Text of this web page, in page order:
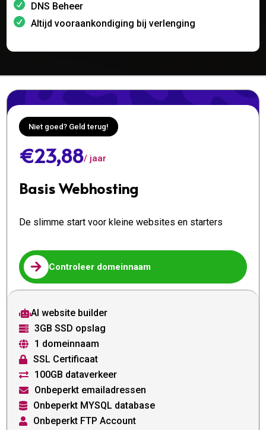
DNS Beheer
Altijd vooraankondiging bij verlenging
Niet goed? Geld terug!
€23,88/ jaar
Basis Webhosting
De slimme start voor kleine websites en starters
 Controleer domeinnaam
AI website builder
 3GB SSD opslag
 1 domeinnaam
 SSL Certificaat
 100GB dataverkeer
 Onbeperkt emailadressen
 Onbeperkt MYSQL database
 Onbeperkt FTP Account